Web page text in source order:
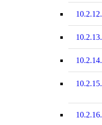
10.2.12.
10.2.13.
10.2.14.
10.2.15.
10.2.16.